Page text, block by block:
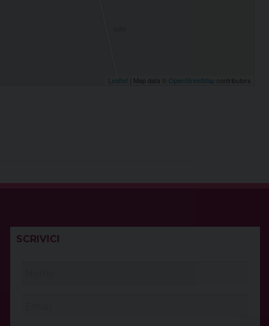
Leaflet | Map data © OpenStreetMap contributors
SCRIVICI